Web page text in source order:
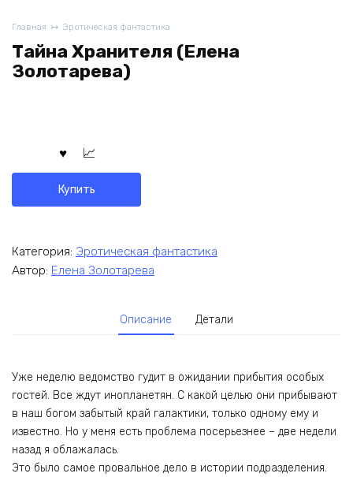
Главная Эротическая фантастика
Тайна Хранителя (Елена
Золотарева)
Купить
Категория: Эротическая фантастика
Автор: Елена Золотарева
Описание Детали
Уже неделю ведомство гудит в ожидании прибытия особых
гостей. Все ждут инопланетян. С какой целью они прибывают
в наш богом забытый край галактики, только одному ему и
известно. Но у меня есть проблема посерьезнее – две недели
назад я облажалась.
Это было самое провальное дело в истории подразделения.